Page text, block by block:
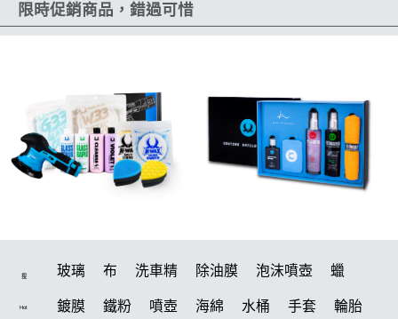
限時促銷商品，錯過可惜
搜
Hot
玻璃 布 洗車精 除油膜 泡沫噴壺 蠟
鍍膜 鐵粉 噴壺 海綿 水桶 手套 輪胎